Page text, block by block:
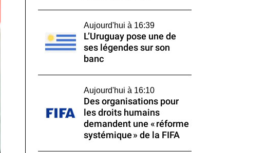
Aujourd'hui à 16:39
L’Uruguay pose une de
ses légendes sur son
banc
Aujourd'hui à 16:10
Des organisations pour
les droits humains
demandent une « réforme
systémique » de la FIFA